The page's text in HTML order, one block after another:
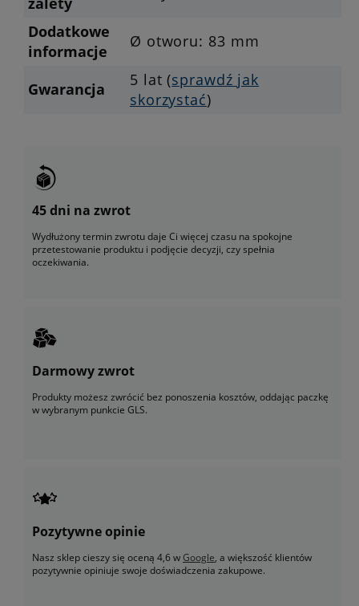
Dodatkowe
informacje
Ø otworu: 83 mm
Gwarancja 5 lat (sprawdź jak
skorzystać)
45 dni na zwrot
Wydłużony termin zwrotu daje Ci więcej czasu na spokojne
przetestowanie produktu i podjęcie decyzji, czy spełnia
oczekiwania.
Darmowy zwrot
Produkty możesz zwrócić bez ponoszenia kosztów, oddając paczkę
w wybranym punkcie GLS.
Pozytywne opinie
Nasz sklep cieszy się oceną 4,6 wGoogle, a większość klientów
pozytywnie opiniuje swoje doświadczenia zakupowe.